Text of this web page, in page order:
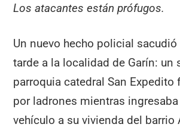
Los atacantes están prófugos.
Un nuevo hecho policial
tarde a la localidad de Garín: un
parroquia catedral San Expedito
por ladrones mientras
vehículo a su vivienda del barrio